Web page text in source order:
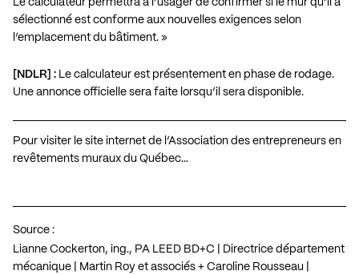
sélectionné est conforme aux nouvelles exigences selon
l’emplacement du bâtiment. »
[NDLR] : Le calculateur est présentement en phase de rodage.
Une annonce officielle sera faite lorsqu’il sera disponible.
Pour visiter le site internet de l’Association des entrepreneurs en
revêtements muraux du Québec…
Source :
Lianne Cockerton, ing., PA LEED BD+C | Directrice département
mécanique | Martin Roy et associés + Caroline Rousseau |